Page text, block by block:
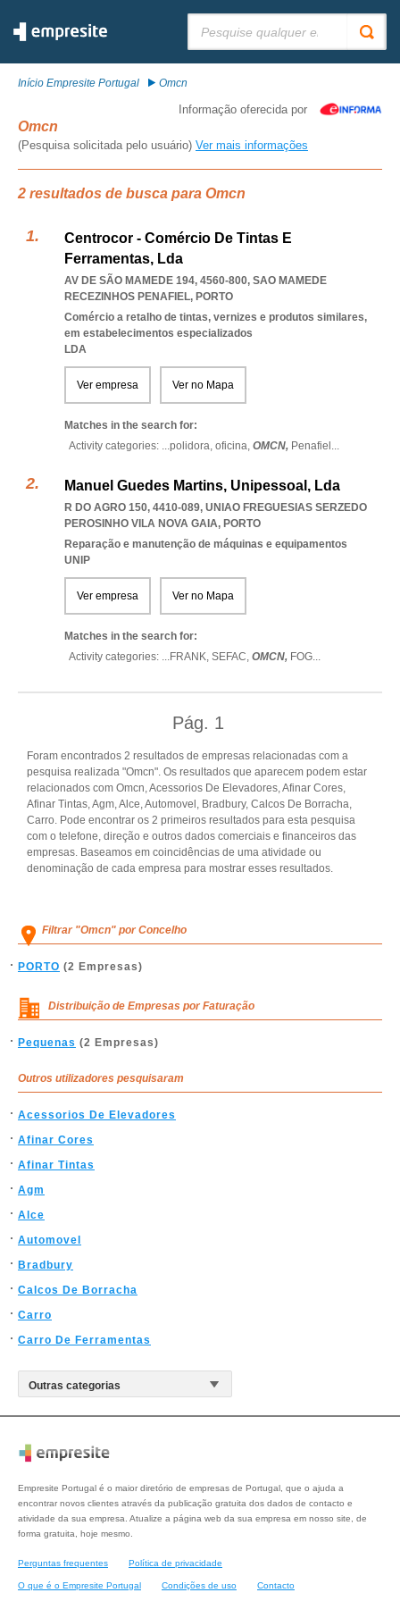
Início Empresite Portugal Omcn
Informação oferecida por
Omcn
(Pesquisa solicitada pelo usuário) Ver mais informações
2 resultados de busca para Omcn
Centrocor - Comércio De Tintas E
Ferramentas, Lda
AV DE SÃO MAMEDE 194, 4560-800, SAO MAMEDE
RECEZINHOS PENAFIEL, PORTO
Comércio a retalho de tintas, vernizes e produtos similares,
em estabelecimentos especializados
LDA
Ver empresa Ver no Mapa
Matches in the search for:
Activity categories: ...polidora, oficina, OMCN, Penafiel ...
Manuel Guedes Martins, Unipessoal, Lda
R DO AGRO 150, 4410-089, UNIAO FREGUESIAS SERZEDO
PEROSINHO VILA NOVA GAIA, PORTO
Reparação e manutenção de máquinas e equipamentos
UNIP
Ver empresa Ver no Mapa
Matches in the search for:
Activity categories: ...FRANK, SEFAC, OMCN, FOG...
Pág. 1
Foram encontrados 2 resultados de empresas relacionadas com a
pesquisa realizada "Omcn". Os resultados que aparecem podem estar
relacionados com Omcn, Acessorios De Elevadores, Afinar Cores,
Afinar Tintas, Agm, Alce, Automovel, Bradbury, Calcos De Borracha,
Carro. Pode encontrar os 2 primeiros resultados para esta pesquisa
com o telefone, direção e outros dados comerciais e financeiros das
empresas. Baseamos em coincidências de uma atividade ou
denominação de cada empresa para mostrar esses resultados.
Filtrar "Omcn" por Concelho
PORTO (2 Empresas)
Distribuição de Empresas por Faturação
Pequenas (2 Empresas)
Outros utilizadores pesquisaram
Acessorios De Elevadores
Afinar Cores
Afinar Tintas
Agm
Alce
Automovel
Bradbury
Calcos De Borracha
Carro
Carro De Ferramentas
Empresite Portugal é o maior diretório de empresas de Portugal, que o ajuda a
encontrar novos clientes através da publicação gratuita dos dados de contacto e
atividade da sua empresa. Atualize a página web da sua empresa em nosso site, de
forma gratuita, hoje mesmo.
Perguntas frequentes Política de privacidade
O que é o Empresite Portugal Condições de uso Contacto